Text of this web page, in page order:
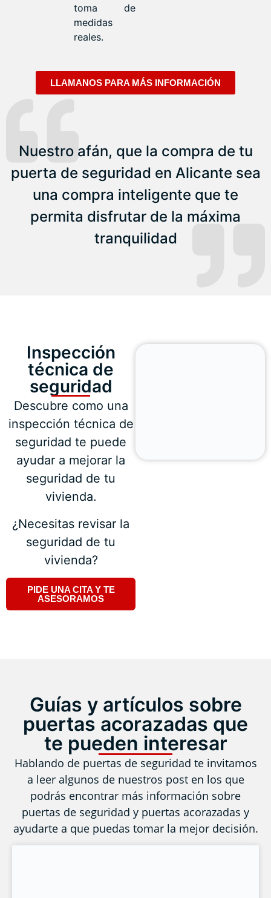
toma de
medidas
reales.
LLAMANOS PARA MÁS INFORMACIÓN
Nuestro afán, que la compra de tu
puerta de seguridad en Alicante sea
una compra inteligente que te
permita disfrutar de la máxima
tranquilidad
Inspección
técnica de
seguridad
Descubre como una
inspección técnica de
seguridad te puede
ayudar a mejorar la
seguridad de tu
vivienda.
¿Necesitas revisar la
seguridad de tu
vivienda?
PIDE UNA CITA Y TE
ASESORAMOS
Guías y artículos sobre
puertas acorazadas que
te pueden interesar
Hablando de puertas de seguridad te invitamos
a leer algunos de nuestros post en los que
podrás encontrar más información sobre
puertas de seguridad y puertas acorazadas y
ayudarte a que puedas tomar la mejor decisión.